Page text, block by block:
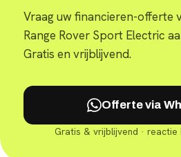
Vraag uw financieren-offerte
Range Rover Sport Electric
Gratis en vrijblijvend.
Offerte via
Gratis & vrijblijvend · reactie